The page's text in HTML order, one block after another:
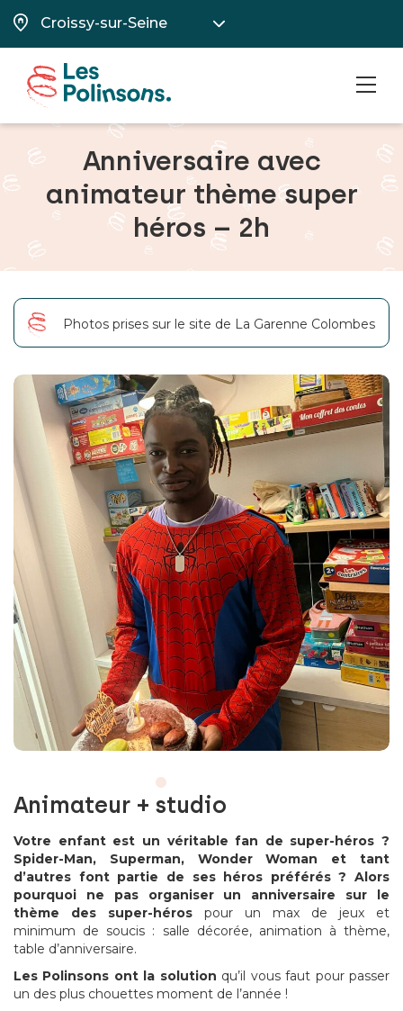
Anniversaire avec
animateur thème super
héros – 2h
Photos prises sur le site de La Garenne Colombes
Animateur + studio
Votre enfant est un véritable fan de super-héros ?
Spider-Man, Superman, Wonder Woman et tant
d’autres font partie de ses héros préférés ? Alors
pourquoi ne pas organiser un anniversaire sur le
thème des super-héros pour un max de jeux et
minimum de soucis : salle décorée, animation à thème,
table d’anniversaire.
Les Polinsons ont la solution qu’il vous faut pour passer
un des plus chouettes moment de l’année !